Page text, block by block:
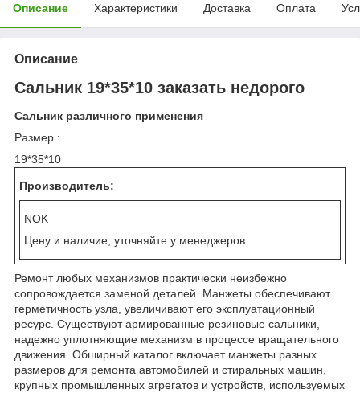
Описание Характеристики Доставка Оплата
Описание
Сальник 19*35*10 заказать недорого
Сальник различного применения
Размер :
19*35*10
Производитель:
NOK
Цену и наличие, уточняйте у менеджеров
Ремонт любых механизмов практически неизбежно
сопровождается заменой деталей. Манжеты обеспечивают
герметичность узла, увеличивают его эксплуатационный
ресурс. Существуют армированные резиновые сальники,
надежно уплотняющие механизм в процессе вращательного
движения. Обширный каталог включает манжеты разных
размеров для ремонта автомобилей и стиральных машин,
крупных промышленных агрегатов и устройств, используемых